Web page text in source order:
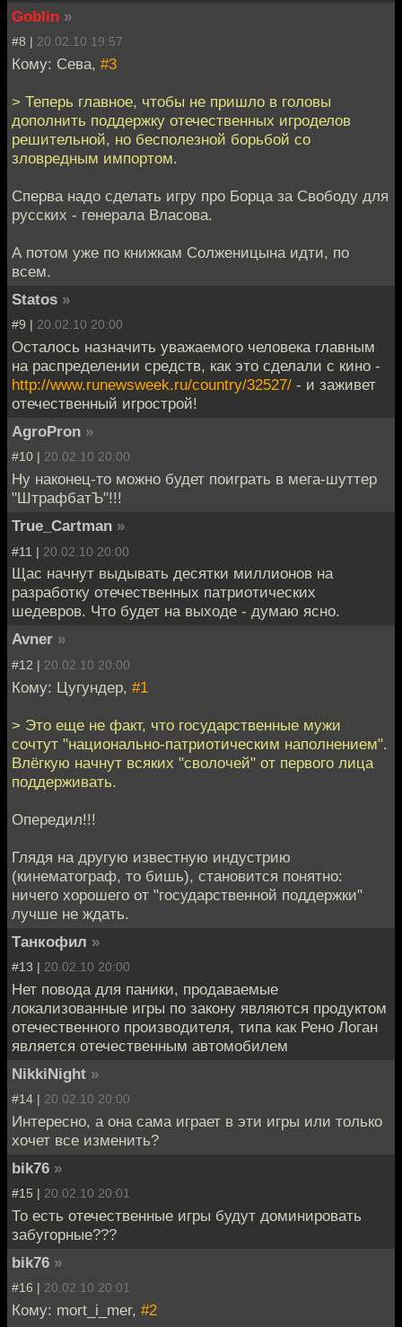
Goblin »
#8 | 20.02.10 19:57
Кому: Сева, #3
> Теперь главное, чтобы не пришло в головы
дополнить поддержку отечественных игроделов
решительной, но бесполезной борьбой со
зловредным импортом.
Сперва надо сделать игру про Борца за Свободу для
русских - генерала Власова.
А потом уже по книжкам Солженицына идти, по
всем.
Statos »
#9 | 20.02.10 20:00
Осталось назначить уважаемого человека главным
на распределении средств, как это сделали с кино -
http://www.runewsweek.ru/country/32527/ - и заживет
отечественный игрострой!
AgroPron »
#10 | 20.02.10 20:00
Ну наконец-то можно будет поиграть в мега-шуттер
"ШтрафбатЪ"!!!
True_Cartman »
#11 | 20.02.10 20:00
Щас начнут выдывать десятки миллионов на
разработку отечественных патриотических
шедевров. Что будет на выходе - думаю ясно.
Avner »
#12 | 20.02.10 20:00
Кому: Цугундер, #1
> Это еще не факт, что государственные мужи
сочтут "национально-патриотическим наполнением".
Влёгкую начнут всяких "сволочей" от первого лица
поддерживать.
Опередил!!!
Глядя на другую известную индустрию
(кинематограф, то бишь), становится понятно:
ничего хорошего от "государственной поддержки"
лучше не ждать.
Танкофил »
#13 | 20.02.10 20:00
Нет повода для паники, продаваемые
локализованные игры по закону являются продуктом
отечественного производителя, типа как Рено Логан
является отечественным автомобилем
NikkiNight »
#14 | 20.02.10 20:00
Интересно, а она сама играет в эти игры или только
хочет все изменить?
bik76 »
#15 | 20.02.10 20:01
То есть отечественные игры будут доминировать
забугорные???
bik76 »
#16 | 20.02.10 20:01
Кому: mort_i_mer, #2